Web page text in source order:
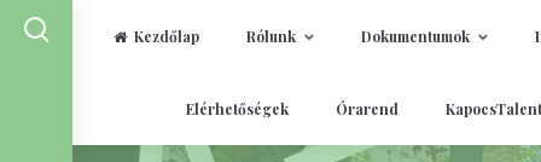
Kezdőlap Rólunk Dokumentumok
Elérhetőségek Órarend